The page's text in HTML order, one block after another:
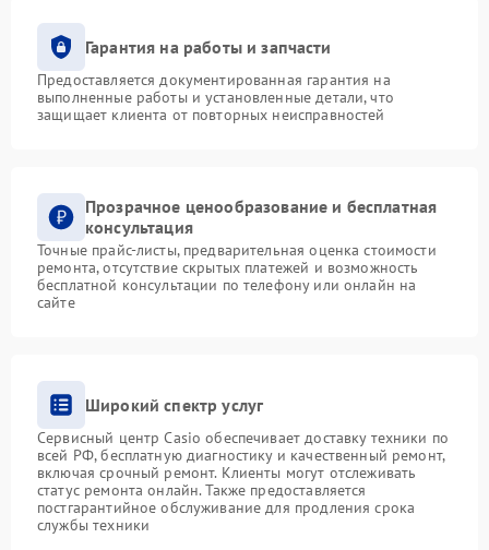
Гарантия на работы и запчасти
Предоставляется документированная гарантия на
выполненные работы и установленные детали, что
защищает клиента от повторных неисправностей
Прозрачное ценообразование и бесплатная
консультация
Точные прайс-листы, предварительная оценка стоимости
ремонта, отсутствие скрытых платежей и возможность
бесплатной консультации по телефону или онлайн на
сайте
Широкий спектр услуг
Сервисный центр Casio обеспечивает доставку техники по
всей РФ, бесплатную диагностику и качественный ремонт,
включая срочный ремонт. Клиенты могут отслеживать
статус ремонта онлайн. Также предоставляется
постгарантийное обслуживание для продления срока
службы техники